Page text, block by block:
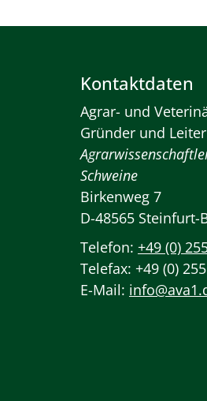
Kontaktdaten
Agrar- und
Gründer und Leiter
Schweine
Birkenweg 7
D-48565
Telefon: +49 (0)
Telefax: +49 (0)
E-Mail: